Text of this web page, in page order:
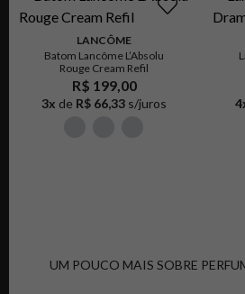
LANCÔME
Batom Lancôme L’Absolu
Rouge Cream Refil
R$ 199,00
3x de R$ 66,33 s/juros 4
UM POUCO MAIS SOBRE